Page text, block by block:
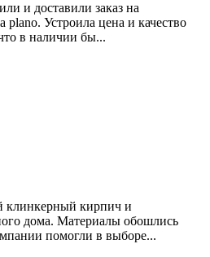
и доставили заказ на
plano. Устроила цена и качество
в наличии бы...
клинкерный кирпич и
дома. Материалы обошлись
помогли в выборе...